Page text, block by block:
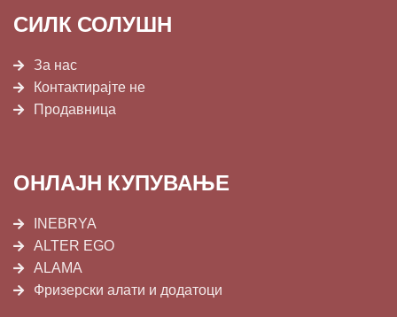
СИЛК СОЛУШН
За нас
Контактирајте не
Продавница
ОНЛАЈН КУПУВАЊЕ
INEBRYA
ALTER EGO
ALAMA
Фризерски алати и додатоци